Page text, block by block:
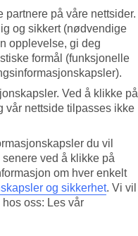
på våre nettsider.
og sikkert (nødvendige
opplevelse, gi deg
formål (funksjonelle
Ved å klikke på
vår nettside tilpasses ikke
du vil
ved å klikke på
om hver enkelt
og sikkerhet. Vi vil
oss: Les vår